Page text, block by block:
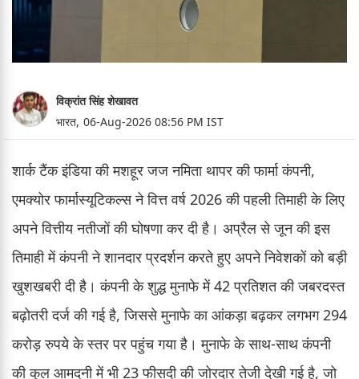
विक्रांत सिंह शेखावत
भारत, 06-Aug-2026 08:56 PM IST
शार्क टैंक इंडिया की मशहूर जज नमिता थापर की फार्मा कंपनी,
एमक्योर फार्मास्यूटिकल्स ने वित्त वर्ष 2026 की पहली तिमाही के लिए
अपने वित्तीय नतीजों की घोषणा कर दी है। अप्रैल से जून की इस
तिमाही में कंपनी ने शानदार प्रदर्शन करते हुए अपने निवेशकों को बड़ी
खुशखबरी दी है। कंपनी के शुद्ध मुनाफे में 42 प्रतिशत की जबरदस्त
बढ़ोतरी दर्ज की गई है, जिससे मुनाफे का आंकड़ा बढ़कर लगभग 294
करोड़ रुपये के स्तर पर पहुंच गया है। मुनाफे के साथ-साथ कंपनी
की कुल आमदनी में भी 23 फीसदी की जोरदार तेजी देखी गई है, जो